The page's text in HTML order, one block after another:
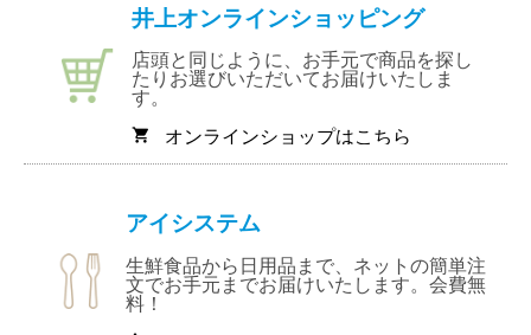
井上オンラインショッピング
店頭と同じように、お手元で商品を探し
たりお選びいただいてお届けいたしま
す。
shopping_cart オンラインショップはこちら
アイシステム
生鮮食品から日用品まで、ネットの簡単注
文でお手元までお届けいたします。会費無
料！